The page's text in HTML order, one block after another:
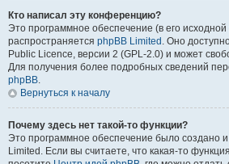
Кто написал эту конференцию?
Это программное обеспечение (в его
распространяется phpBB Limited . Оно
Public Licence, версии 2 (GPL-2.0) и может
Для получения более подробных сведений
phpBB.
Вернуться к началу
Почему здесь нет такой-то функции?
Это программное обеспечение было создано
Limited. Если вы считаете, что какая-то